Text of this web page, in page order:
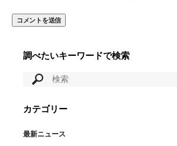
調べたいキーワードで検索
カテゴリー
最新ニュース